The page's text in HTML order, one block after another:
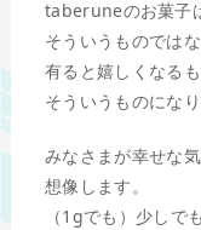
taberuneのお菓子
そういうものではな
有ると嬉しくなるも
そういうものになり
みなさまが幸せな
想像します。
（1gでも）少しで